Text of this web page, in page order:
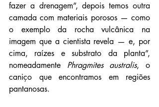
fazer a drenagem”, depois temos outra
camada com materiais porosos — como
o exemplo da rocha vulcânica na
imagem que a cientista revela — e, por
cima, raízes e substrato da planta”,
nomeadamente Phragmites australis, o
caniço que encontramos em regiões
pantanosas.